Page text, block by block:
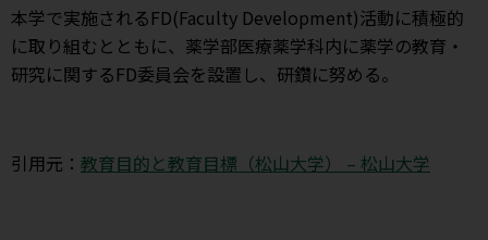
本学で実施されるFD(Faculty Development)活動に積極的
に取り組むとともに、薬学部医療薬学科内に薬学の教育・
研究に関するFD委員会を設置し、研鑽に努める。
引用元： 教育目的と教育目標（松山大学） – 松山大学